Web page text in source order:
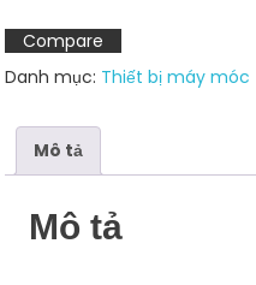
D475M7C
AC220V
số
Compare
Danh mục: Thiết bị máy móc
Mô tả
Mô tả